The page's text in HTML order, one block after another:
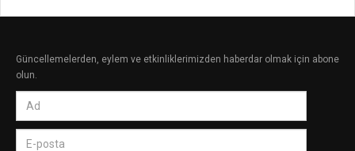
Güncellemelerden, eylem ve etkinliklerimizden haberdar olmak için abone
olun.